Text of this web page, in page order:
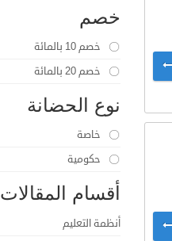
خصم
خصم 10 بالمائة
خصم 20 بالمائة
نوع الحضانة
خاصة
حكومية
أقسام المقالات
أنظمة التعليم